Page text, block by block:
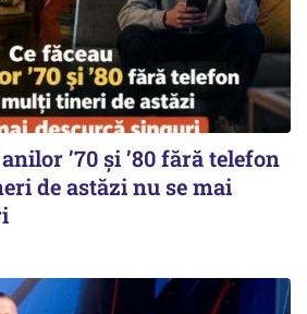
’70 și ’80 fără telefon
de astăzi nu se mai